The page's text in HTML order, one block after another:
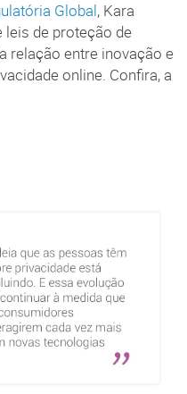
Global, Kara
leis de proteção de
relação entre inovação e
online. Confira, a